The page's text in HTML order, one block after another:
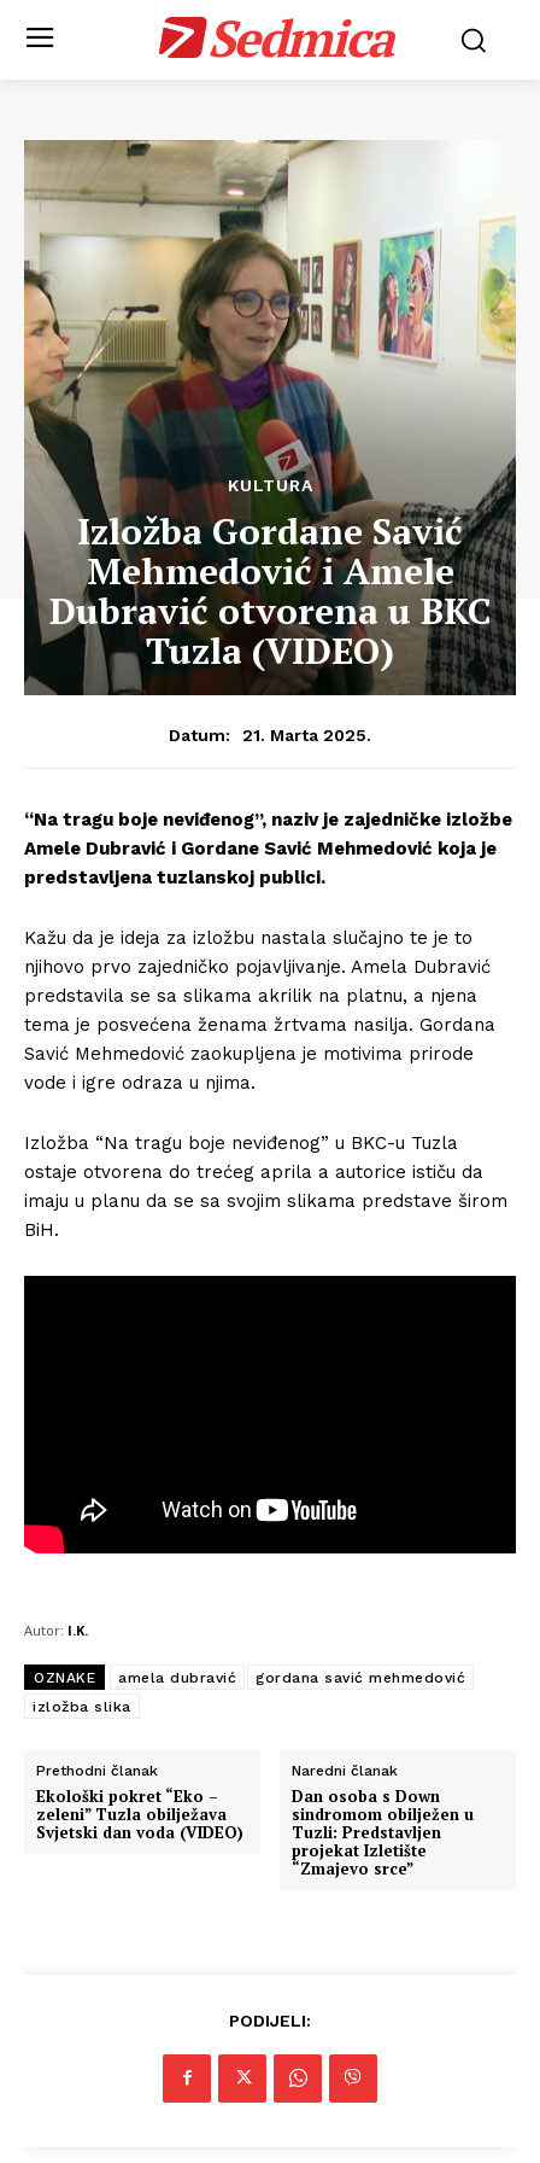
Sedmica
KULTURA
Izložba Gordane Savić
Mehmedović i Amele
Dubravić otvorena u BKC
Tuzla (VIDEO)
Datum: 21. Marta 2025.
“Na tragu boje neviđenog”, naziv je zajedničke izložbe
Amele Dubravić i Gordane Savić Mehmedović koja je
predstavljena tuzlanskoj publici.
Kažu da je ideja za izložbu nastala slučajno te je to
njihovo prvo zajedničko pojavljivanje. Amela Dubravić
predstavila se sa slikama akrilik na platnu, a njena
tema je posvećena ženama žrtvama nasilja. Gordana
Savić Mehmedović zaokupljena je motivima prirode
vode i igre odraza u njima.
Izložba “Na tragu boje neviđenog” u BKC-u Tuzla
ostaje otvorena do trećeg aprila a autorice ističu da
imaju u planu da se sa svojim slikama predstave širom
BiH.
Autor: I.K.
OZNAKE amela dubravić
gordana savić mehmedović
izložba slika
Prethodni članak
Ekološki pokret “Eko –
zeleni” Tuzla obilježava
Svjetski dan voda (VIDEO)
Naredni članak
Dan osoba s Down
sindromom obilježen u
Tuzli: Predstavljen
projekat Izletište
“Zmajevo srce”
PODIJELI: